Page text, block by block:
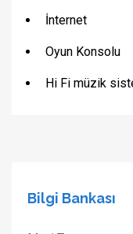
İnternet
Oyun Konsolu
Hi Fi müzik
Bilgi Bankası